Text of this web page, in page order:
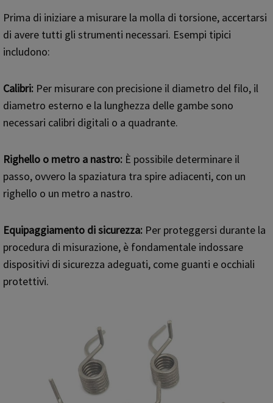
Prima di iniziare a misurare la molla di torsione, accertarsi
di avere tutti gli strumenti necessari. Esempi tipici
includono:
Calibri: Per misurare con precisione il diametro del filo, il
diametro esterno e la lunghezza delle gambe sono
necessari calibri digitali o a quadrante.
Righello o metro a nastro: È possibile determinare il
passo, ovvero la spaziatura tra spire adiacenti, con un
righello o un metro a nastro.
Equipaggiamento di sicurezza: Per proteggersi durante la
procedura di misurazione, è fondamentale indossare
dispositivi di sicurezza adeguati, come guanti e occhiali
protettivi.